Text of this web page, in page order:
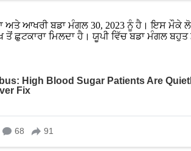
ਅਤੇ ਆਖਰੀ ਬਡਾ ਮੰਗਲ 30, 2023 ਨੂੰ ਹੈ। ਇਸ ਮੌਕੇ
ਛੁਟਕਾਰਾ ਮਿਲਦਾ ਹੈ। ਯੂਪੀ ਵਿੱਚ ਬਡਾ ਮੰਗਲ